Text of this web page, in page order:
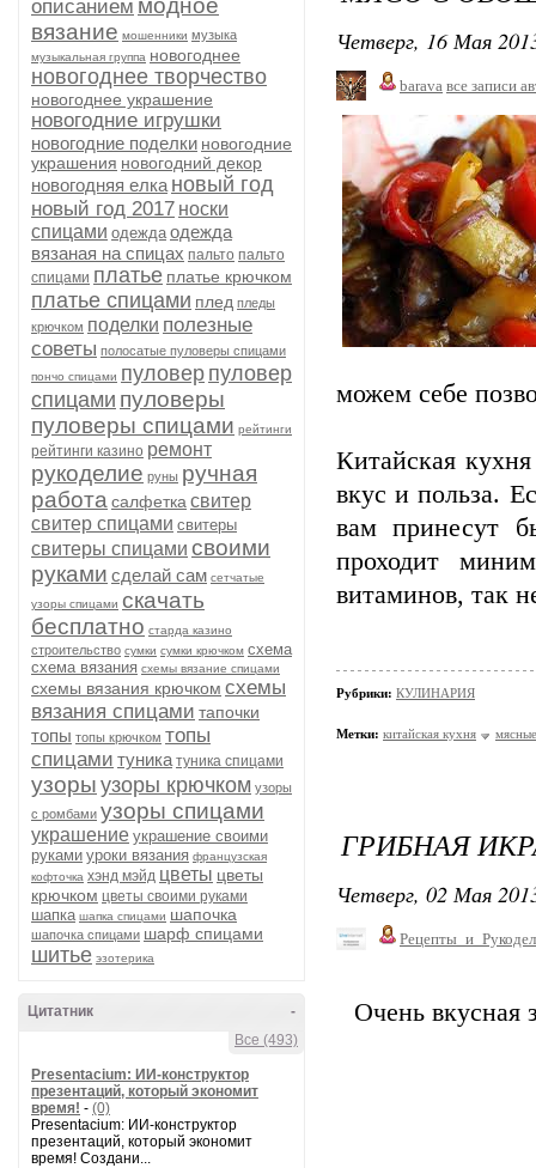
описанием модное
вязание мошенники музыка
музыкальная группа новогоднее
новогоднее творчество
новогоднее украшение
новогодние игрушки
новогодние поделки новогодние
украшения новогодний декор
новогодняя елка новый год
новый год 2017 носки
спицами одежда одежда
вязаная на спицах пальто пальто
спицами платье платье крючком
платье спицами плед пледы
крючком поделки полезные
советы полосатые пуловеры спицами
пончо спицами пуловер пуловер
спицами пуловеры
пуловеры спицами рейтинги
рейтинги казино ремонт
рукоделие руны ручная
работа салфетка свитер
свитер спицами свитеры
свитеры спицами своими
руками сделай сам сетчатые
узоры спицами скачать
бесплатно старда казино
строительство сумки сумки крючком схема
схема вязания схемы вязание спицами
схемы вязания крючком схемы
вязания спицами тапочки
топы топы крючком топы
спицами туника туника спицами
узоры узоры крючком узоры
с ромбами узоры спицами
украшение украшение своими
руками уроки вязания французская
кофточка хэнд мэйд цветы цветы
крючком цветы своими руками
шапка шапка спицами шапочка
шапочка спицами шарф спицами
шитье эзотерика
-
Цитатник
Все (493)
Presentacium: ИИ‑конструктор
презентаций, который экономит
время! - (0)
Presentacium: ИИ‑конструктор
презентаций, который экономит
время! Создани...
Четверг, 16 Мая
barava все записи
можем себе
Китайская
вкус и польза.
вам принесут
проходит
витаминов, так
Рубрики: КУЛИНАРИЯ
Метки: китайская кухня
ГРИБНАЯ
Четверг, 02 Мая
Очень вкусная